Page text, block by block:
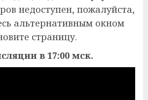
недоступен, пожалуйста,
альтернативным окном
страницу.
в 17:00 мск.